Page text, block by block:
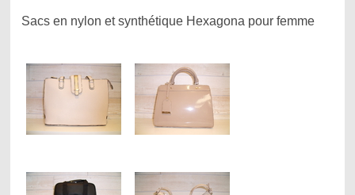
Sacs en nylon et synthétique Hexagona pour femme